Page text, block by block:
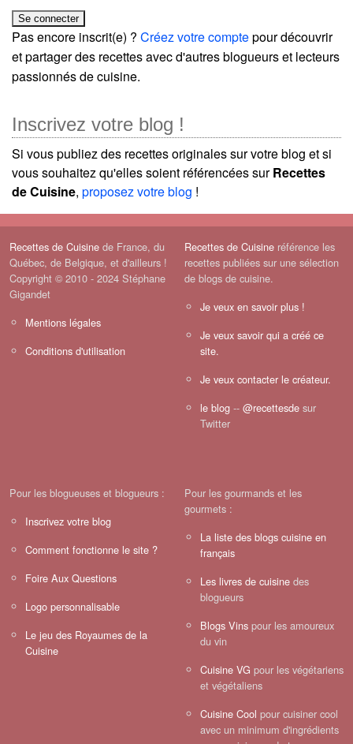
Pas encore inscrit(e) ? Créez votre comptepour découvrir
et partager des recettes avec d'autres blogueurs et lecteurs
passionnés de cuisine.
Inscrivez votre blog !
Si vous publiez des recettes originales sur votre blog et si
vous souhaitez qu'elles soient référencées surRecettes
de Cuisine, proposez votre blog !
Recettes de Cuisine de France, du
Québec, de Belgique, et d'ailleurs !
Copyright © 2010 - 2024 Stéphane
Gigandet
Mentions légales
Conditions d'utilisation
Recettes de Cuisine référence les
recettes publiées sur une sélection
de blogs de cuisine.
Je veux en savoir plus !
Je veux savoir qui a créé ce
site.
Je veux contacter le créateur.
le blog -- @recettesde sur
Twitter
Pour les blogueuses et blogueurs :
Inscrivez votre blog
Comment fonctionne le site ?
Foire Aux Questions
Logo personnalisable
Le jeu des Royaumes de la
Cuisine
Pour les gourmands et les
gourmets :
La liste des blogs cuisine en
français
Les livres de cuisine des
blogueurs
Blogs Vins pour les amoureux
du vin
Cuisine VG pour les végétariens
et végétaliens
Cuisine Cool pour cuisiner cool
avec un minimum d'ingrédients